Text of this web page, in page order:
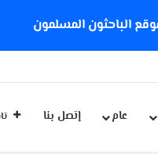
الباحثون المسلمون
عام إتصل بنا